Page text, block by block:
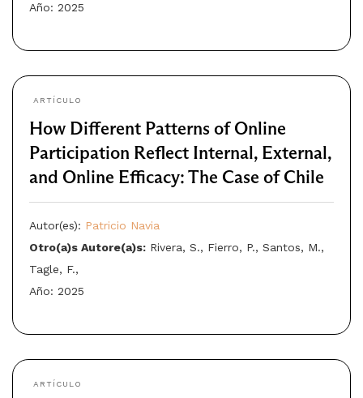
Año: 2025
ARTÍCULO
How Different Patterns of Online
Participation Reflect Internal, External,
and Online Efficacy: The Case of Chile
Autor(es): Patricio Navia
Otro(a)s Autore(a)s: Rivera, S., Fierro, P., Santos, M.,
Tagle, F.,
Año: 2025
ARTÍCULO